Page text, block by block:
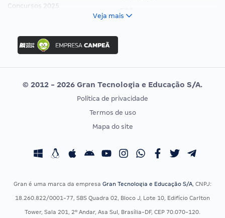
Concursos 2025
Concurso Ibama
Concurso MPU
Editais publicados
Vunesp
CONCURSOS POR PROFISSÃO
Concursos Fiscais
EXAME DE ORDEM
Calendário OAB
Veja mais
© 2012 - 2026 Gran Tecnologia e Educação S/A.
Política de privacidade
Termos de uso
Mapa do site
Gran é uma marca da empresa Gran Tecnologia e Educação S/A, CNPJ:
18.260.822/0001-77, SBS Quadra 02, Bloco J, Lote 10, Edifício Carlton
Tower, Sala 201, 2º Andar, Asa Sul, Brasília-DF, CEP 70.070-120.